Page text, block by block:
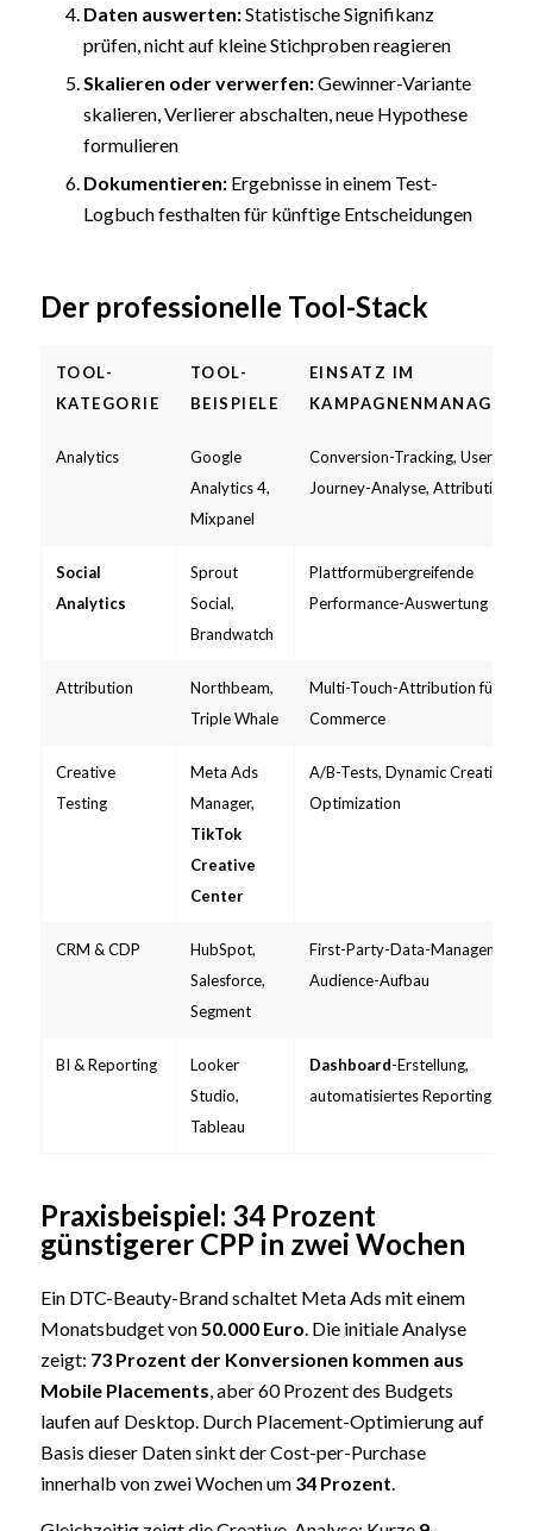
Daten auswerten:Statistische Signifikanz
prüfen, nicht auf kleine Stichproben reagieren
Skalieren oder verwerfen:Gewinner-Variante
skalieren, Verlierer abschalten, neue Hypothese
formulieren
Dokumentieren:Ergebnisse in einem Test-
Logbuch festhalten für künftige Entscheidungen
Der professionelle Tool-Stack
TOOL-
KATEGORIE
TOOL-
BEISPIELE
EINSATZ IM
Analytics
Google
Analytics 4,
Mixpanel
Conversion-Tracking, User-
Journey-Analyse, Attribution
Social
Analytics
Sprout
Social,
Brandwatch
Plattformübergreifende
Performance-Auswertung
Attribution
Northbeam,
Triple Whale
Multi-Touch-Attribution für E-
Commerce
Creative
Testing
Meta Ads
Manager,
TikTok
Creative
Center
A/B-Tests, Dynamic Creative
Optimization
CRM & CDP
HubSpot,
Salesforce,
Segment
First-Party-Data-Management,
Audience-Aufbau
BI & Reporting
Looker
Studio,
Tableau
Dashboard-Erstellung,
automatisiertes Reporting
Praxisbeispiel: 34 Prozent
günstigerer CPP in zwei Wochen
Ein DTC-Beauty-Brand schaltet Meta Ads mit einem
Monatsbudget von 50.000 Euro . Die initiale Analyse
zeigt: 73 Prozent der Konversionen kommen aus
Mobile Placements , aber 60 Prozent des Budgets
laufen auf Desktop. Durch Placement-Optimierung auf
Basis dieser Daten sinkt der Cost-per-Purchase
innerhalb von zwei Wochen um 34 Prozent